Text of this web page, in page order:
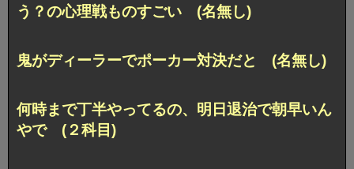
う？の心理戦ものすごい (名無し)
鬼がディーラーでポーカー対決だと (名無し)
何時まで丁半やってるの、明日退治で朝早いん
やで (２科目)